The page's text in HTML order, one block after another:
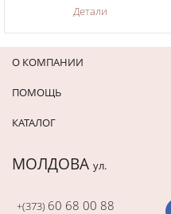
Детали
О КОМПАНИИ
ПОМОЩЬ
КАТАЛОГ
МОЛДОВА ул.
+(373) 60 68 00 88